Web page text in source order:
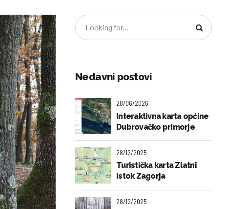
Nedavni postovi
28/06/2026
Interaktivna karta općine
Dubrovačko primorje
28/12/2025
Turistička karta Zlatni
istok Zagorja
28/12/2025